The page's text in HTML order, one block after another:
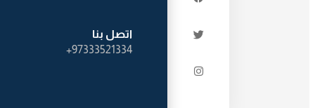
اتصل بنا
97333521334+